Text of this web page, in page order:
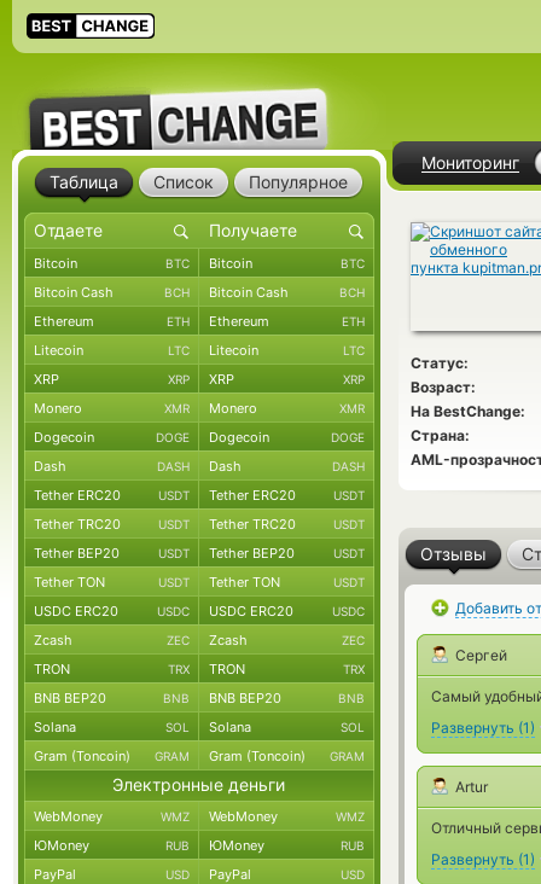
Мониторинг
Статус:
Возраст:
На BestChange:
Страна:
AML-
Отзывы
Добавить
Сергей
Самый
Развернуть (1)
Artur
Отличный
Развернуть (1)
Таблица Список Популярное
Bitcoin BTC Bitcoin BTC
Bitcoin Cash BCH Bitcoin Cash BCH
Ethereum ETH Ethereum ETH
Litecoin LTC Litecoin LTC
XRP XRP XRP XRP
Monero XMR Monero XMR
Dogecoin DOGE Dogecoin DOGE
Dash DASH Dash DASH
Tether ERC20 USDT Tether ERC20 USDT
Tether TRC20 USDT Tether TRC20 USDT
Tether BEP20 USDT Tether BEP20 USDT
Tether TON USDT Tether TON USDT
USDC ERC20 USDC USDC ERC20 USDC
Zcash ZEC Zcash ZEC
TRON TRX TRON TRX
BNB BEP20 BNB BNB BEP20 BNB
Solana SOL Solana SOL
Gram (Toncoin) GRAM Gram (Toncoin) GRAM
Электронные деньги
WebMoney WMZ WebMoney WMZ
ЮMoney RUB ЮMoney RUB
PayPal USD PayPal USD